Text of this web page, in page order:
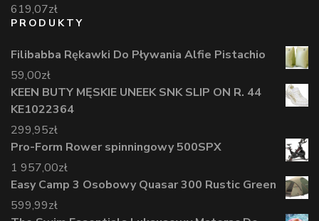
619,07zł
PRODUKTY
Filibabba Rękawki Do Pływania Alfie Pistachio
59,00zł
KEEN BUTY MĘSKIE UNEEK SNK SLIP ON R. 44
KE1022364
299,95zł
Pro-Form Rower spinningowy 500SPX
1 957,00zł
Easy Camp 3 Osobowy Quasar 300 Rustic Green
599,99zł